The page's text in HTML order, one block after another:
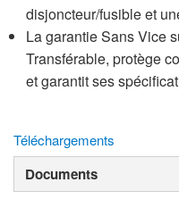
disjoncteur/fusible et
La garantie Sans Vice
Transférable, protège
et garantit ses
Téléchargements
Documents